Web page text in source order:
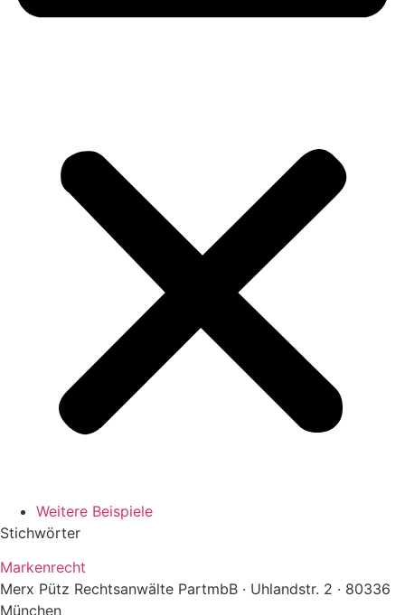
Weitere Beispiele
Stichwörter
Markenrecht
Merx Pütz Rechtsanwälte PartmbB · Uhlandstr. 2 · 80336
München